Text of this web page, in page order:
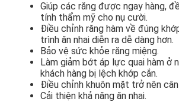
Giúp các răng được ngay hàng,
tính thẩm mỹ cho nụ cười.
Điều chỉnh răng hàm về đúng
trình ăn nhai diễn ra dễ dàng hơn.
Bảo vệ sức khỏe răng miệng.
Làm giảm bớt áp lực quai hàm ở
khách hàng bị lệch khớp cắn.
Điều chỉnh khuôn mặt trở nên
Cải thiện khả năng ăn nhai.